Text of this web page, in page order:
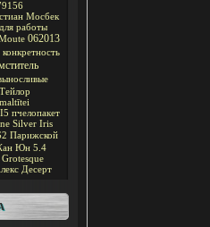
Мосбек
работы
062013
конкретность
maltītei
пчелопакет
Silver Iris
Парижской
Юн 5.4
Grotesque
Десерт